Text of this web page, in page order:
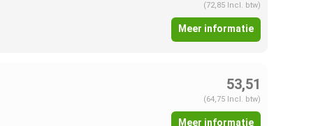
(72,85 Incl. btw)
Meer informatie
53,51
(64,75 Incl. btw)
Meer informatie